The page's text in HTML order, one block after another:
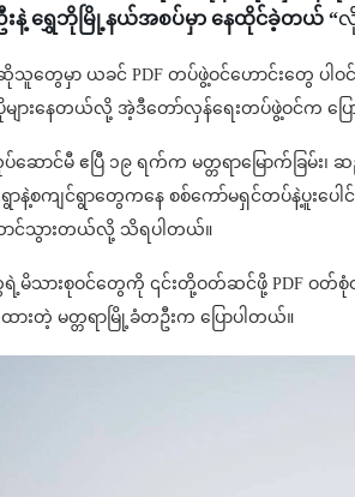
နဲ့ ရွှေဘိုမြို့နယ်အစပ်မှာ နေထိုင်ခဲ့တယ် “
တွေမှာ ယခင် PDF တပ်ဖွဲ့ဝင်ဟောင်းတွေ ပါ
ျားနေတယ်လို့ အဲ့ဒီတော်လှန်ရေးတပ်ဖွဲ့ဝင်က ပြေ
ောင်မီ ဧပြီ ၁၉ ရက်က မတ္တရာမြောက်ခြမ်း၊
ာနဲ့စကျင်ရွာတွေကနေ စစ်ကော်မရှင်တပ်နဲ့ပူးပေ
ောင်သွားတယ်လို့ သိရပါတယ်။
ေရဲ့မိသားစုဝင်တွေကို ၎င်းတို့ဝတ်ဆင်ဖို့ PDF ဝ
ားတဲ့ မတ္တရာမြို့ခံတဦးက ပြောပါတယ်။